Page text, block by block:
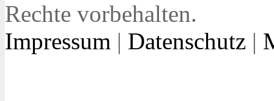
Rechte vorbehalten.
Impressum | Datenschutz |